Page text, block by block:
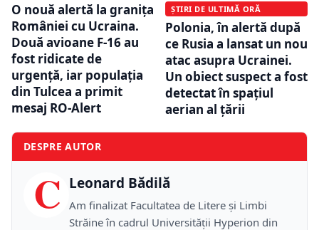
O nouă alertă la granița
României cu Ucraina.
Două avioane F-16 au
fost ridicate de
urgență, iar populația
din Tulcea a primit
mesaj RO-Alert
ȘTIRI DE ULTIMĂ ORĂ
Polonia, în alertă după
ce Rusia a lansat un nou
atac asupra Ucrainei.
Un obiect suspect a fost
detectat în spațiul
aerian al țării
DESPRE AUTOR
C Leonard Bădilă
Am finalizat Facultatea de Litere și Limbi
Străine în cadrul Universității Hyperion din